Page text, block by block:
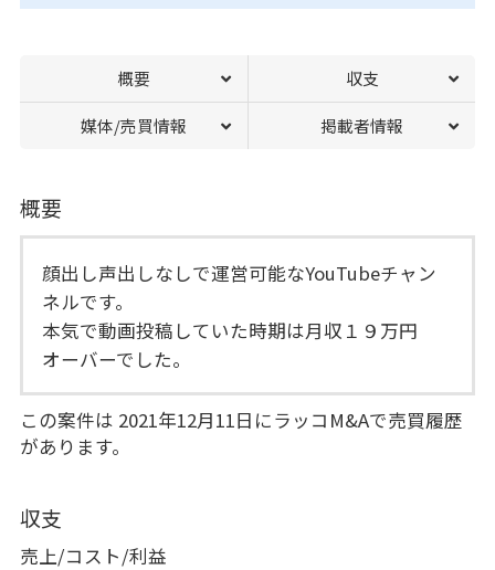
概要 収支
媒体/売買情報 掲載者情報
概要
顔出し声出しなしで運営可能なYouTubeチャン
ネルです。
本気で動画投稿していた時期は月収１９万円
オーバーでした。
この案件は 2021年12月11日にラッコM&Aで売買履歴
があります。
収支
売上/コスト/利益